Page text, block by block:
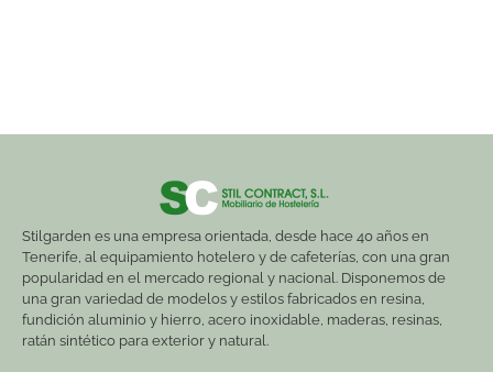
Stilgarden es una empresa orientada, desde hace 40 años en
Tenerife, al equipamiento hotelero y de cafeterías, con una gran
popularidad en el mercado regional y nacional. Disponemos de
una gran variedad de modelos y estilos fabricados en resina,
fundición aluminio y hierro, acero inoxidable, maderas, resinas,
ratán sintético para exterior y natural.